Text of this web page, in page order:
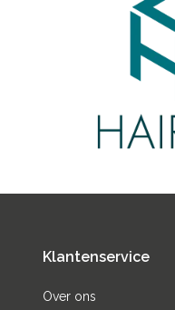
Klantenservice
Over ons